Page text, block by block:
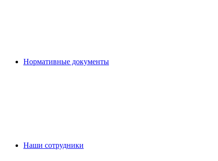
Нормативные документы
Наши сотрудники